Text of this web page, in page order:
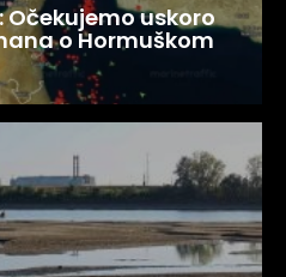
uskoro
o Hormuškom